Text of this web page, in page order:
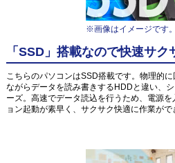
※画像はイメージです。
「SSD」搭載なので快速サク
こちらのパソコンはSSD搭載です。物理的
ながらデータを読み書きするHDDと違い、
ーズ。高速でデータ読込を行うため、電源
ョン起動が素早く、サクサク快適に作業がで